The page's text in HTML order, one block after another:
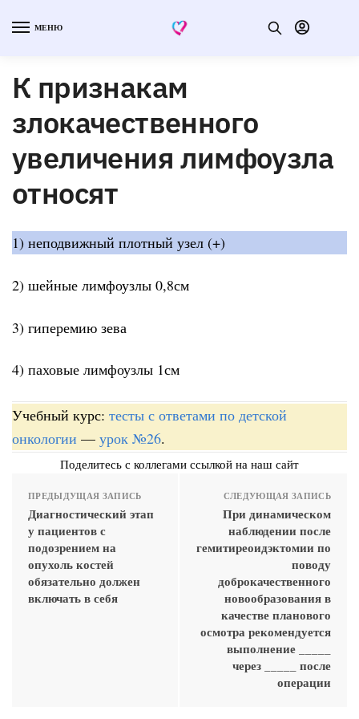
МЕНЮ
К признакам
злокачественного
увеличения лимфоузла
относят
1) неподвижный плотный узел (+)
2) шейные лимфоузлы 0,8см
3) гиперемию зева
4) паховые лимфоузлы 1см
Учебный курс: тесты с ответами по детской
онкологии — урок №26.
Поделитесь с коллегами ссылкой на наш сайт
ПРЕДЫДУЩАЯ ЗАПИСЬ
Диагностический этап
у пациентов с
подозрением на
опухоль костей
обязательно должен
включать в себя
СЛЕДУЮЩАЯ ЗАПИСЬ
При динамическом
наблюдении после
гемитиреоидэктомии по
поводу
доброкачественного
новообразования в
качестве планового
осмотра рекомендуется
выполнение _____
через _____ после
операции